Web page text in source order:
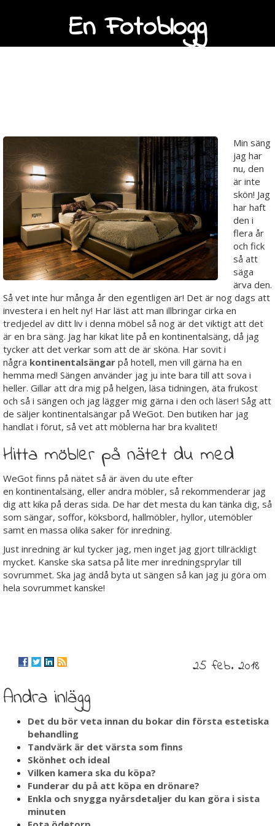
En Fotoblogg
Min säng
jag har
nu, den
är inte
skön! Jag
har haft
den i
flera år
och fick
så att
säga
ärva den.
Så vet inte hur många år den egentligen är! Det är nog dags att
investera i en helt ny! Har läst att man illbringar cirka en
tredjedel av ditt liv i denna möbel så nog är det viktigt att det
är en bra säng. Jag har kikat lite på en kontinentalsäng, då jag
tycker att det verkar som att de är sköna. Har sovit i
några kontinentalsängar på hotell, men vill gärna ha en
hemma med! Sängen använder jag ju inte bara till att sova i
heller. Gillar att dra mig på helgen, läsa tidningen, äta frukost
och så i sängen och jag lägger mig gärna i den och läser! Såg att
de säljer kontinentalsängar på WeGot. Den butiken har jag
handlat i förut, så vet att möblerna har bra kvalitet!
Hitta möbler på nätet du med
WeGot finns på nätet så är även du ute efter
en kontinentalsäng, eller andra möbler, så rekommenderar jag
dig att kika på deras sida. De har det mesta du kan tänka dig, så
som sängar, soffor, köksbord, hallmöbler, hyllor, utemöbler
samt en massa olika saker för inredning.
Just inredning är kul tycker jag, men inget jag gjort tillräckligt
mycket. Kanske ska satsa på lite mer inredningsprylar till
sovrummet. Ska jag ändå byta ut sängen så kan jag ju göra om
hela sovrummet kanske!
25 feb. 2018
Andra inlägg
Det du bör veta innan du bokar din första estetiska
behandling
Tandvärk är det värsta som finns
Skönhet och ideal
Vilken kamera ska du köpa?
Funderar du på att köpa en drönare?
Enkla och snygga nyårsdetaljer du kan göra i sista
minuten